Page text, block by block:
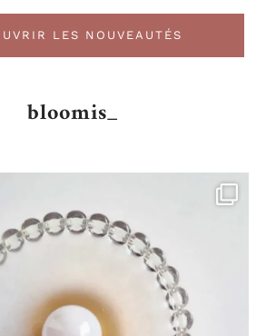
LES NOUVEAUTÉS
bloomis_